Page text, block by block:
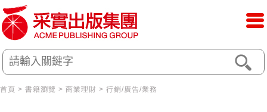
首頁 > 書籍瀏覽 > 商業理財 > 行銷/廣告/業務